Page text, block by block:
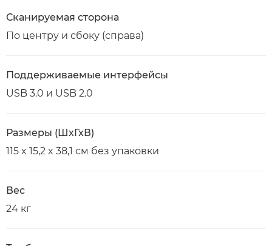
Сканируемая сторона
По центру и сбоку (справа)
Поддерживаемые интерфейсы
USB 3.0 и USB 2.0
Размеры (ШхГхВ)
115 x 15,2 x 38,1 см без упаковки
Вес
24 кг